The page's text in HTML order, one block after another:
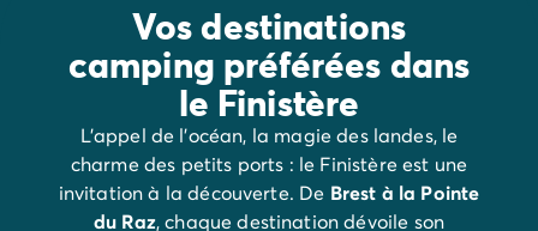
Vos destinations
camping préférées dans
le Finistère
L’appel de l’océan, la magie des landes, le
charme des petits ports : le Finistère est une
invitation à la découverte. De Brest à la Pointe
du Raz, chaque destination dévoile son